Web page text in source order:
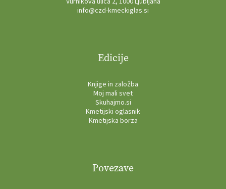
info@czd-kmeckiglas.si
Edicije
Knjige in založba
Moj mali svet
Skuhajmo.si
Kmetijski oglasnik
Kmetijska borza
Povezave